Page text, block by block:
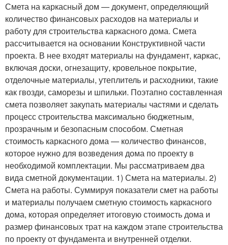
Смета на каркасный дом — документ, определяющий
количество финансовых расходов на материалы и
работу для строительства каркасного дома. Смета
рассчитывается на основании Конструктивной части
проекта. В нее входят материалы на фундамент, каркас,
включая доски, огнезащиту, кровельное покрытие,
отделочные материалы, утеплитель и расходники, такие
как гвозди, саморезы и шпильки. Поэтапно составленная
смета позволяет закупать материалы частями и сделать
процесс строительства максимально бюджетным,
прозрачным и безопасным способом. Сметная
стоимость каркасного дома — количество финансов,
которое нужно для возведения дома по проекту в
необходимой комплектации. Мы рассматриваем два
вида сметной документации. 1) Смета на материалы. 2)
Смета на работы. Суммируя показатели смет на работы
и материалы получаем сметную стоимость каркасного
дома, которая определяет итоговую стоимость дома и
размер финансовых трат на каждом этапе строительства
по проекту от фундамента и внутренней отделки.